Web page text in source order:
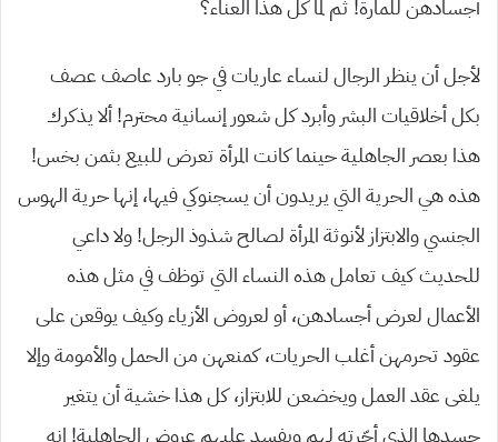
أجسادهن للمارة! ثم لما كل هذا العناء؟
لأجل أن ينظر الرجال لنساء عاريات في جو بارد عاصف عصف
بكل أخلاقيات البشر وأبرد كل شعور إنسانية محترم! ألا يذكرك
هذا بعصر الجاهلية حينما كانت المرأة تعرض للبيع بثمن بخس!
هذه هي الحرية التي يريدون أن يسجنوكي فيها، إنها حرية الهوس
الجنسي والابتزاز لأنوثة المرأة لصالح شذوذ الرجل! ولا داعي
للحديث كيف تعامل هذه النساء التي توظف في مثل هذه
الأعمال لعرض أجسادهن، أو لعروض الأزياء وكيف يوقعن على
عقود تحرمهن أغلب الحريات، كمنعهن من الحمل والأمومة وإلا
يلغى عقد العمل ويخضعن للابتزاز، كل هذا خشية أن يتغير
جسدها الذي أجّرته لهم ويفسد عليهم عروض الجاهلية! إنه